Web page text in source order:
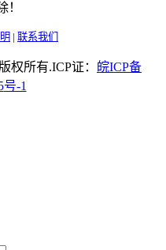
！
| 联系我们
权所有.ICP证： 皖ICP备
号-1